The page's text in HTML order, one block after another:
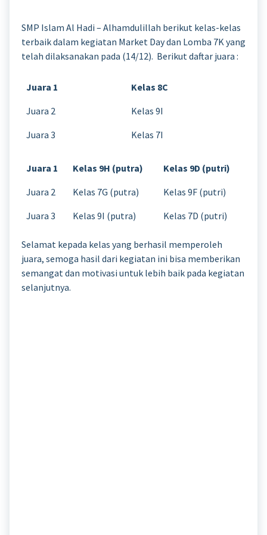
SMP Islam Al Hadi – Alhamdulillah berikut kelas-kelas
terbaik dalam kegiatan Market Day dan Lomba 7K yang
telah dilaksanakan pada (14/12). Berikut daftar juara :
Juara 1
Kelas 8C
Juara 2
Kelas 9I
Juara 3
Kelas 7I
Juara 1 Kelas 9H (putra)
Kelas 9D (putri)
Juara 2
Kelas 7G (putra)
Kelas 9F (putri)
Juara 3
Kelas 9I (putra) Kelas 7D (putri)
Selamat kepada kelas yang berhasil memperoleh
juara, semoga hasil dari kegiatan ini bisa memberikan
semangat dan motivasi untuk lebih baik pada kegiatan
selanjutnya.